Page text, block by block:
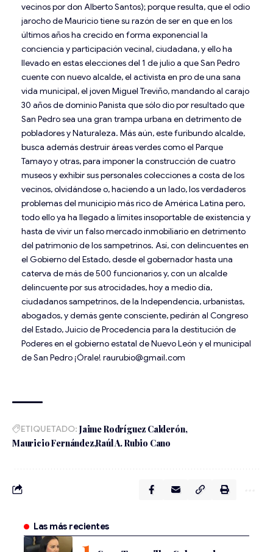
vecinos por don Alberto Santos); porque resulta, que el odio
jarocho de Mauricio tiene su razón de ser en que en los
últimos años ha crecido en forma exponencial la
conciencia y participación vecinal, ciudadana, y ello ha
llevado en estas elecciones del 1 de julio a que San Pedro
cuente con nuevo alcalde, el activista en pro de una sana
vida municipal, el joven Miguel Treviño, mandando al carajo
30 años de dominio Panista que sólo dio por resultado que
San Pedro sea una gran trampa urbana en detrimento de
pobladores y Naturaleza. Más aún, este furibundo alcalde,
busca además destruir áreas verdes como el Parque
Tamayo y otras, para imponer la construcción de cuatro
museos y exhibir sus personales colecciones a costa de los
vecinos, olvidándose o, haciendo a un lado, los verdaderos
problemas del municipio más rico de América Latina pero,
todo ello ya ha llegado a límites insoportable de existencia y
hasta de vivir un falso mercado inmobiliario en detrimento
del patrimonio de los sampetrinos. Así, con delincuentes en
el Gobierno del Estado, desde el gobernador hasta una
caterva de más de 500 funcionarios y, con un alcalde
delincuente por sus atrocidades, hoy a medio día,
ciudadanos sampetrinos, de la Independencia, urbanistas,
abogados, y demás gente consciente, pedirán al Congreso
del Estado, Juicio de Procedencia para la destitución de
Poderes en el gobierno estatal de Nuevo León y el municipal
de San Pedro ¡Órale! raurubio@gmail.com
ETIQUETADO: Jaime Rodríguez Calderón
Mauricio Fernández Raúl A. Rubio Cano
Las más recientes